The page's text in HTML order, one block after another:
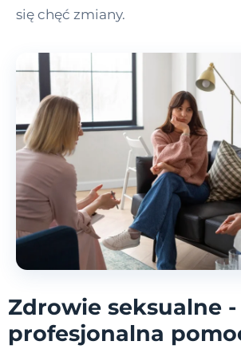
się chęć zmiany.
Zdrowie seksualne -
profesjonalna